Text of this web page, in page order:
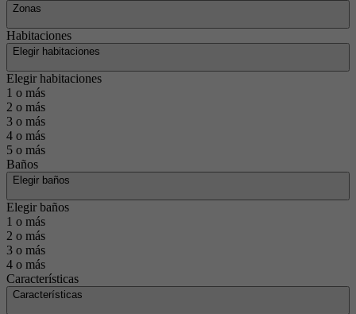
Zonas
Habitaciones
Elegir habitaciones
Elegir habitaciones
1 o más
2 o más
3 o más
4 o más
5 o más
Baños
Elegir baños
Elegir baños
1 o más
2 o más
3 o más
4 o más
Características
Características